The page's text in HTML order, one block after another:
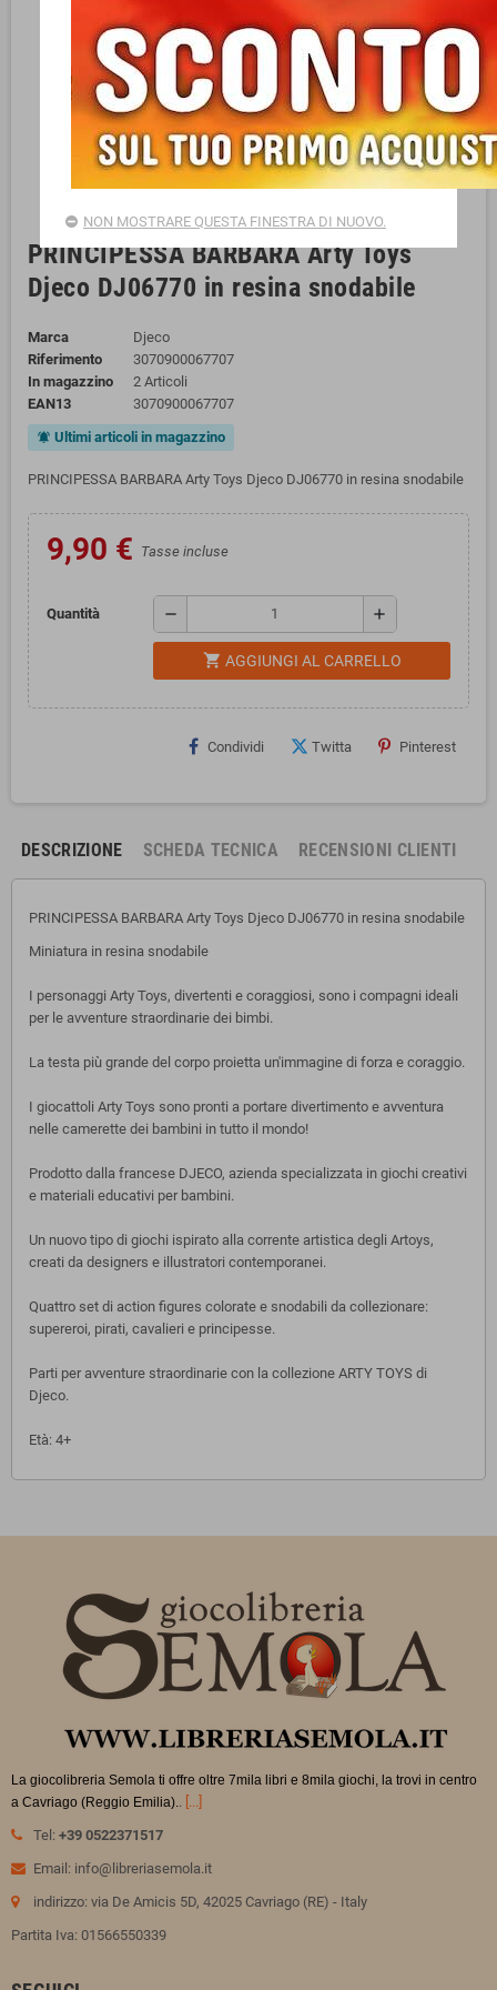
PRINCIPESSA BARBARA Arty Toys
Djeco DJ06770 in resina snodabile
Marca
Djeco
Riferimento
3070900067707
In magazzino
2 Articoli
EAN13
3070900067707
notifications_active Ultimi articoli in magazzino
PRINCIPESSA BARBARA Arty Toys Djeco DJ06770 in resina snodabile
9,90 € Tasse incluse
Quantità remove add
shopping_cart AGGIUNGI AL CARRELLO
Condividi Twitta Pinterest
DESCRIZIONE SCHEDA TECNICA RECENSIONI CLIENTI
PRINCIPESSA BARBARA Arty Toys Djeco DJ06770 in resina snodabile
Miniatura in resina snodabile
I personaggi Arty Toys, divertenti e coraggiosi, sono i compagni ideali
per le avventure straordinarie dei bimbi.
La testa più grande del corpo proietta un'immagine di forza e coraggio.
I giocattoli Arty Toys sono pronti a portare divertimento e avventura
nelle camerette dei bambini in tutto il mondo!
Prodotto dalla francese DJECO, azienda specializzata in giochi creativi
e materiali educativi per bambini.
Un nuovo tipo di giochi ispirato alla corrente artistica degli Artoys,
creati da designers e illustratori contemporanei.
Quattro set di action figures colorate e snodabili da collezionare:
supereroi, pirati, cavalieri e principesse.
Parti per avventure straordinarie con la collezione ARTY TOYS di
Djeco.
Età: 4+
La giocolibreria Semola ti offre oltre 7mila libri e 8mila giochi, la trovi in centro
a Cavriago (Reggio Emilia). . [...]
Tel: +39 0522371517
Email: info@libreriasemola.it
indirizzo: via De Amicis 5D, 42025 Cavriago (RE) - Italy
Partita Iva: 01566550339
NON MOSTRARE QUESTA FINESTRA DI NUOVO.